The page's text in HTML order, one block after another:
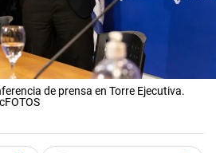
de prensa en Torre Ejecutiva.